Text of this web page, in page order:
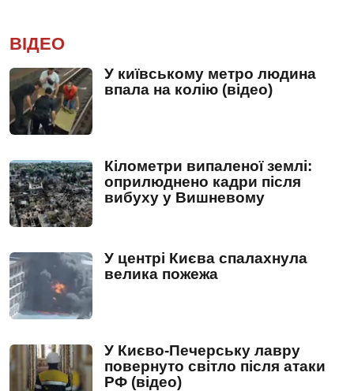
ВІДЕО
У київському метро людина
впала на колію (відео)
Кілометри випаленої землі:
оприлюднено кадри після
вибуху у Вишневому
У центрі Києва спалахнула
велика пожежа
У Києво-Печерську лавру
повернуто світло після атаки
РФ (відео)